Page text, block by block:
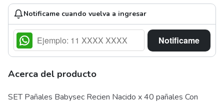
Notificame cuando vuelva a ingresar
Notificame
Acerca del producto
SET Pañales Babysec Recien Nacido x 40 pañales Con